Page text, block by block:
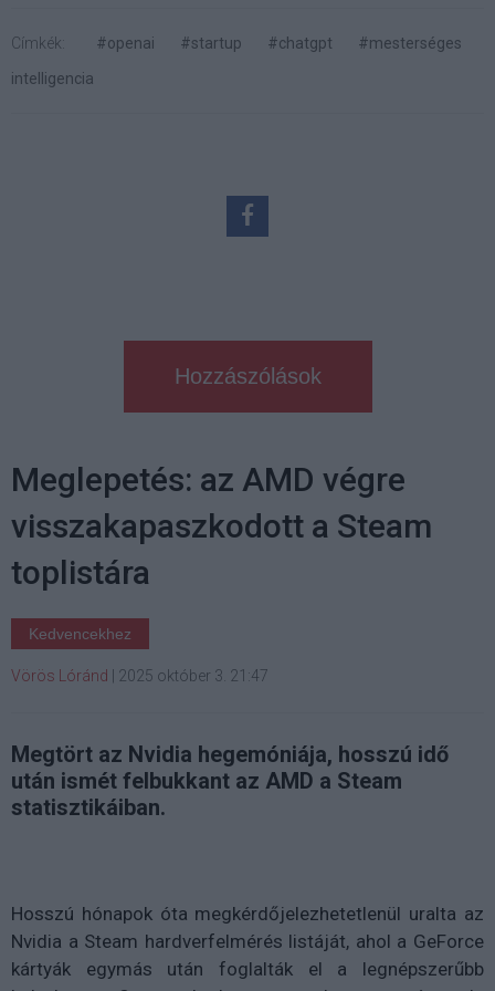
Címkék: #openai #startup #chatgpt
#mesterséges
intelligencia
Hozzászólások
Meglepetés: az AMD végre
visszakapaszkodott a Steam
toplistára
Kedvencekhez
Vörös Lóránd 2025 október 3. 21:47
Megtört az Nvidia hegemóniája, hosszú idő
után ismét felbukkant az AMD a Steam
statisztikáiban.
Hosszú hónapok óta megkérdőjelezhetetlenül uralta az
Nvidia a Steam hardverfelmérés listáját, ahol a GeForce
kártyák egymás után foglalták el a legnépszerűbb